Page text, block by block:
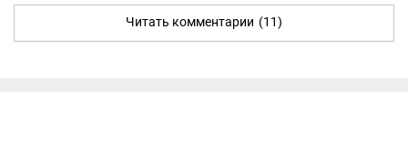
Читать комментарии (11)